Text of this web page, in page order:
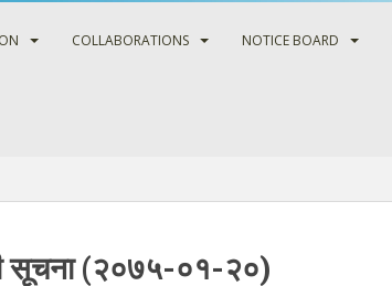
COLLABORATIONS NOTICE BOARD
सूचना (२०७५-०१-२०)